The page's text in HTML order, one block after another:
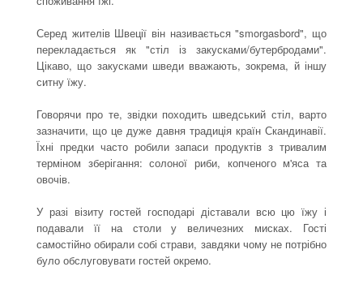
Серед жителів Швеції він називається "smorgasbord", що
перекладається як "стіл із закусками/бутербродами".
Цікаво, що закусками шведи вважають, зокрема, й іншу
ситну їжу.
Говорячи про те, звідки походить шведський стіл, варто
зазначити, що це дуже давня традиція країн Скандинавії.
Їхні предки часто робили запаси продуктів з тривалим
терміном зберігання: солоної риби, копченого м'яса та
овочів.
У разі візиту гостей господарі діставали всю цю їжу і
подавали її на столи у величезних мисках. Гості
самостійно обирали собі страви, завдяки чому не потрібно
було обслуговувати гостей окремо.